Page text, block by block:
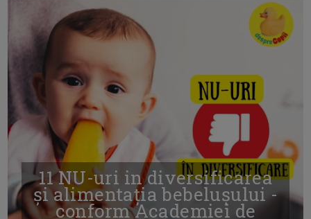
11 NU-uri in diversificarea
și alimentația bebelușului -
conform Academiei de